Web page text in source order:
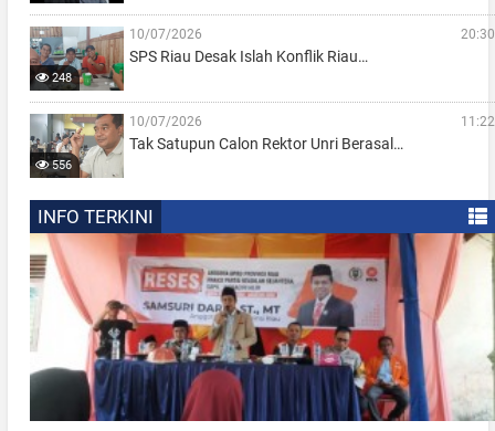
248
10/07/2026 20:30
SPS Riau Desak Islah Konflik Riau…
556
10/07/2026 11:22
Tak Satupun Calon Rektor Unri Berasal…
INFO TERKINI